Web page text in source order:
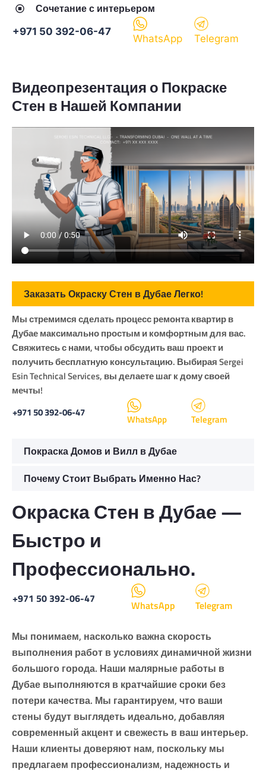
Сочетание с интерьером
+971 50 392-06-47
WhatsApp Telegram
Видеопрезентация о Покраске
Стен в Нашей Компании
Заказать Окраску Стен в Дубае Легко!
Мы стремимся сделать процесс ремонта квартир в
Дубае максимально простым и комфортным для вас.
Свяжитесь с нами, чтобы обсудить ваш проект и
получить бесплатную консультацию. Выбирая Sergei
Esin Technical Services, вы делаете шаг к дому своей
мечты!
+971 50 392-06-47
WhatsApp Telegram
Покраска Домов и Вилл в Дубае
Почему Стоит Выбрать Именно Нас?
Окраска Стен в Дубае —
Быстро и
Профессионально.
+971 50 392-06-47 WhatsApp Telegram
Мы понимаем, насколько важна скорость
выполнения работ в условиях динамичной жизни
большого города. Наши малярные работы в
Дубае выполняются в кратчайшие сроки без
потери качества. Мы гарантируем, что ваши
стены будут выглядеть идеально, добавляя
современный акцент и свежесть в ваш интерьер.
Наши клиенты доверяют нам, поскольку мы
предлагаем профессионализм, надежность и